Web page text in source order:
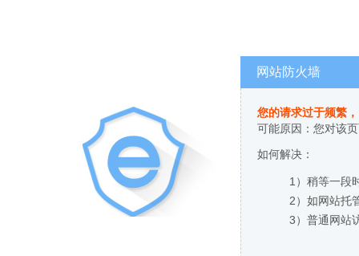
网站防火墙
您的请求过于频繁
可能原因：您对该
如何解决：
1）稍等一段
2）如网站托
3）普通网站